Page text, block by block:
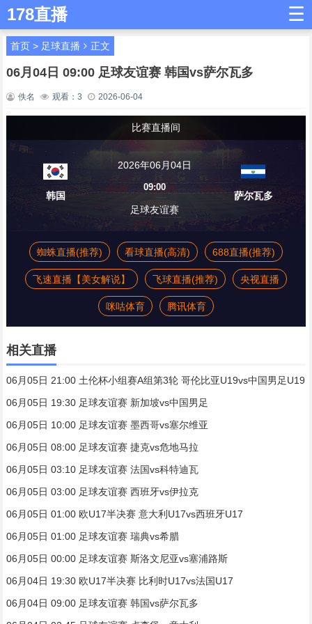
178直播 ☰
首页> 足球直播 正文
06月04日 09:00 足球友谊赛 韩国vs萨尔瓦多
佚名 观看： 3 2026-06-04
比赛直播间
韩国
2026年06月04日
09:00
足球友谊赛
萨尔瓦多
蜘蛛直播(推荐) 看球直播(高清) 688直播(推荐)
飞速直播【美女解说】 飞球直播(推荐) 央视直播
咪咕体育 腾讯体育
相关直播
06月05日 21:00 土伦杯小组赛A组第3轮 哥伦比亚U19vs中国男足U19
06月05日 19:30 足球友谊赛 新加坡vs中国男足
06月05日 10:00 足球友谊赛 墨西哥vs塞尔维亚
06月05日 08:00 足球友谊赛 捷克vs危地马拉
06月05日 03:10 足球友谊赛 法国vs科特迪瓦
06月05日 03:00 足球友谊赛 西班牙vs伊拉克
06月05日 01:00 欧U17半决赛 意大利U17vs西班牙U17
06月05日 01:00 足球友谊赛 瑞典vs希腊
06月05日 00:00 足球友谊赛 斯洛文尼亚vs塞浦路斯
06月04日 19:30 欧U17半决赛 比利时U17vs法国U17
06月04日 09:00 足球友谊赛 韩国vs萨尔瓦多